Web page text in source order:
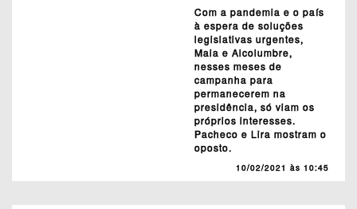
Com a pandemia e o país
à espera de soluções
legislativas urgentes,
Maia e Alcolumbre,
nesses meses de
campanha para
permanecerem na
presidência, só viam os
próprios interesses.
Pacheco e Lira mostram o
oposto.
10/02/2021 às 10:45